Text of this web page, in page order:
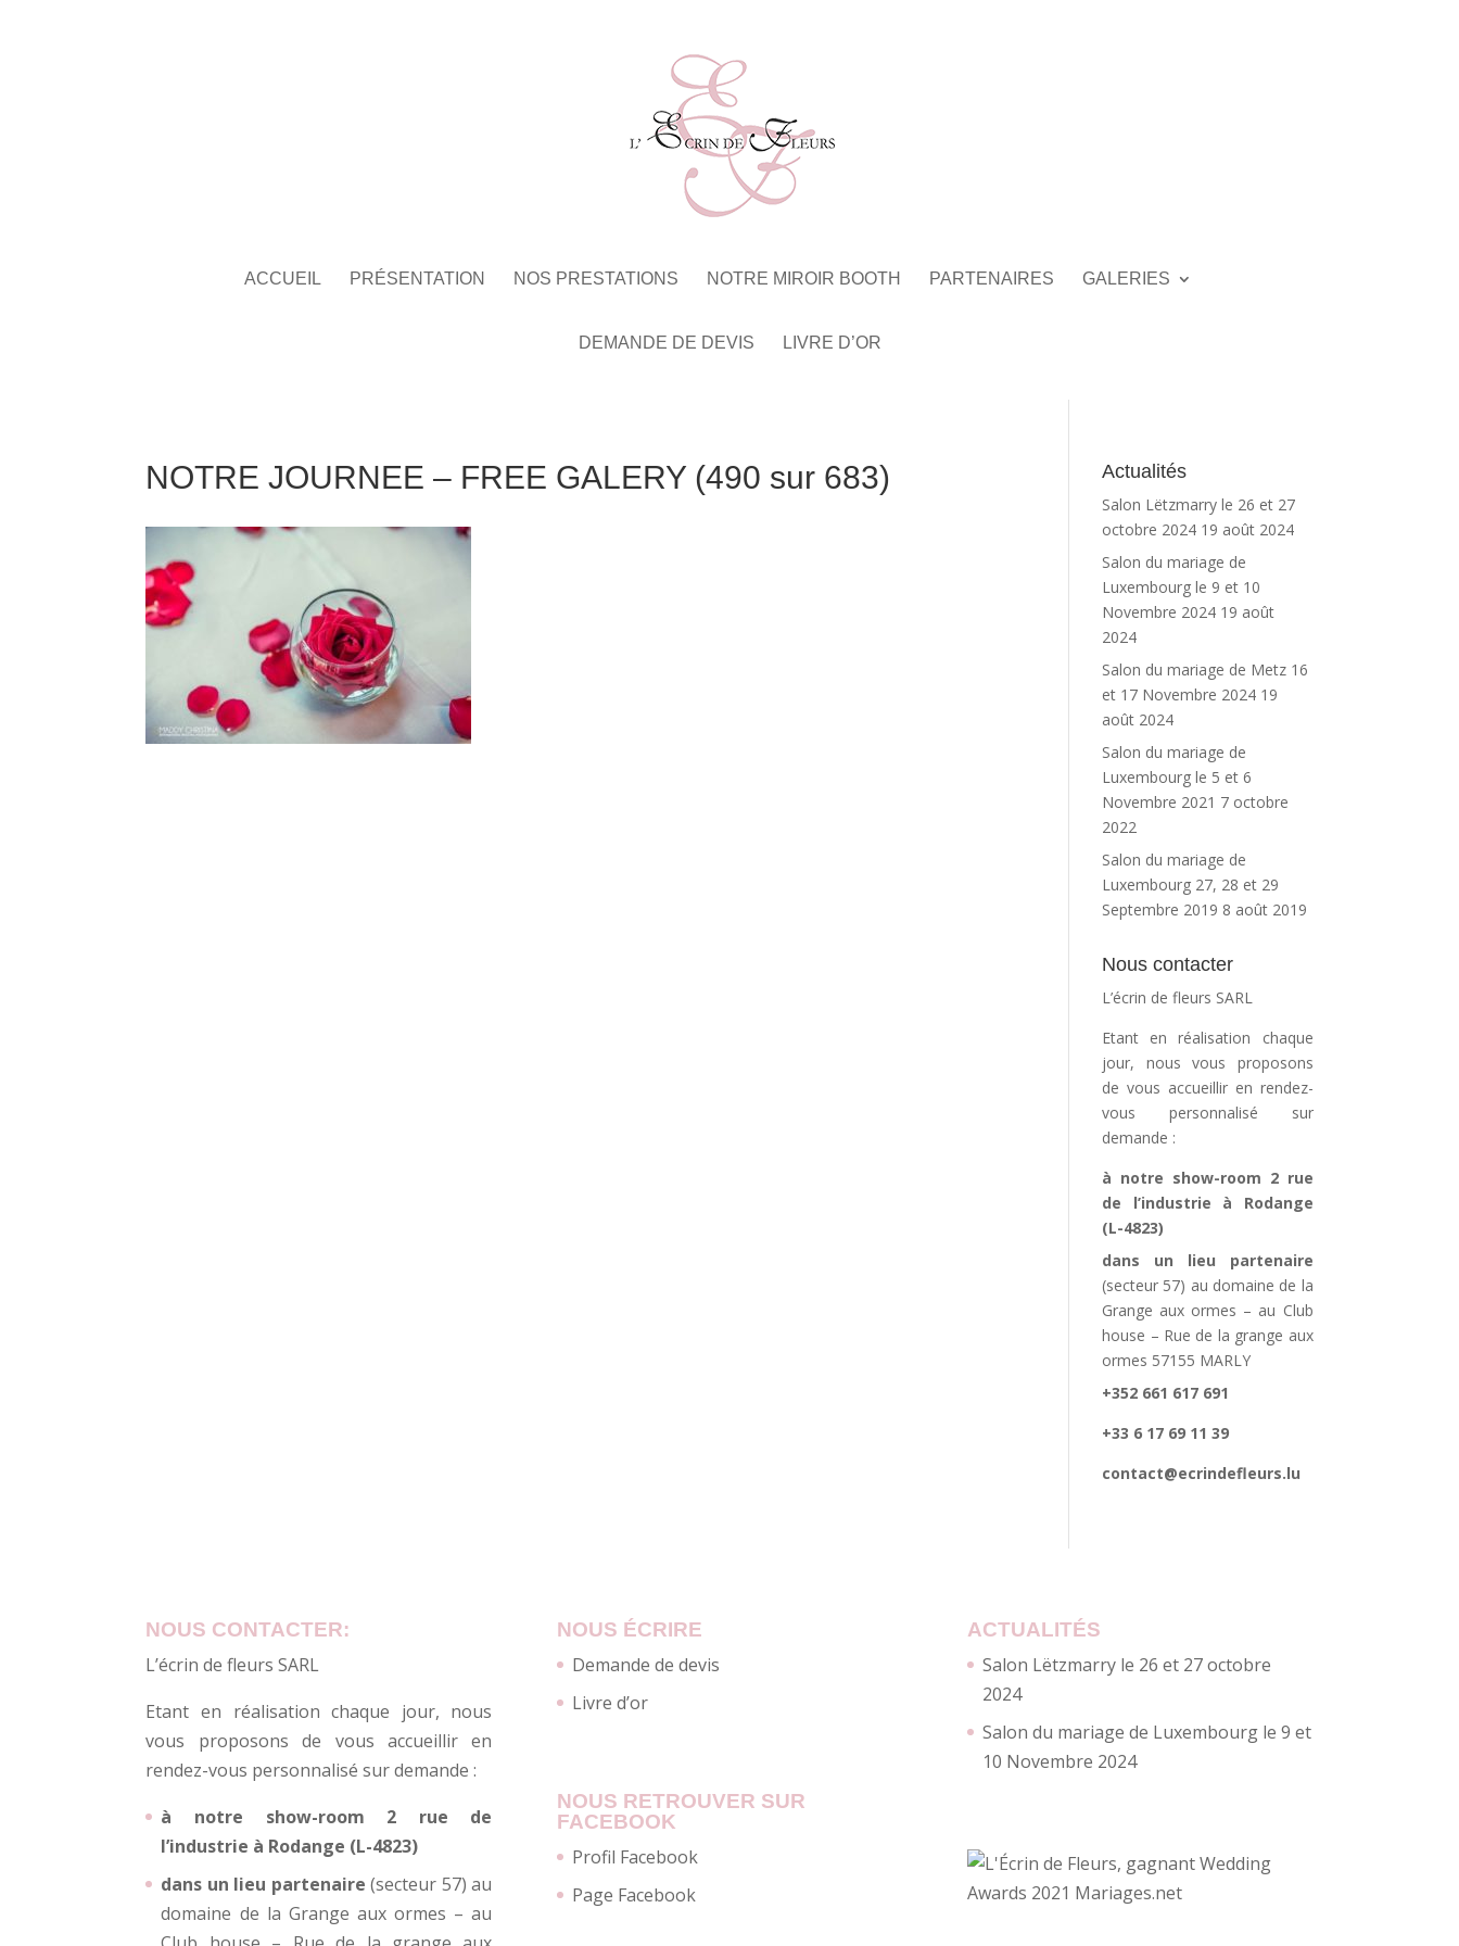
ACCUEIL PRÉSENTATION NOS PRESTATIONS NOTRE MIROIR BOOTH PARTENAIRES GALERIES
DEMANDE DE DEVIS LIVRE D’OR
NOTRE JOURNEE – FREE GALERY (490 sur 683) Actualités
Salon Lëtzmarry le 26 et 27
octobre 2024 19 août 2024
Salon du mariage de
Luxembourg le 9 et 10
Novembre 2024 19 août
2024
Salon du mariage de Metz 16
et 17 Novembre 2024 19
août 2024
Salon du mariage de
Luxembourg le 5 et 6
Novembre 2021 7 octobre
2022
Salon du mariage de
Luxembourg 27, 28 et 29
Septembre 2019 8 août 2019
Nous contacter
L’écrin de fleurs SARL
Etant en réalisation chaque
jour, nous vous proposons
de vous accueillir en rendez-
vous personnalisé sur
demande :
à notre show-room 2 rue
de l’industrie à Rodange
(L-4823)
dans un lieu partenaire
(secteur 57) au domaine de la
Grange aux ormes – au Club
house – Rue de la grange aux
ormes 57155 MARLY
+352 661 617 691
+33 6 17 69 11 39
contact@ecrindefleurs.lu
NOUS CONTACTER:
L’écrin de fleurs SARL
Etant en réalisation chaque jour, nous
vous proposons de vous accueillir en
rendez-vous personnalisé sur demande :
à notre show-room 2 rue de
l’industrie à Rodange (L-4823)
dans un lieu partenaire (secteur 57) au
domaine de la Grange aux ormes – au
NOUS ÉCRIRE
Demande de devis
Livre d’or
NOUS RETROUVER SUR
FACEBOOK
Profil Facebook
Page Facebook
ACTUALITÉS
Salon Lëtzmarry le 26 et 27 octobre
2024
Salon du mariage de Luxembourg le 9 et
10 Novembre 2024